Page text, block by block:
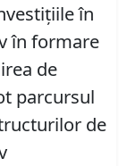
în
în formare
de
parcursul
de